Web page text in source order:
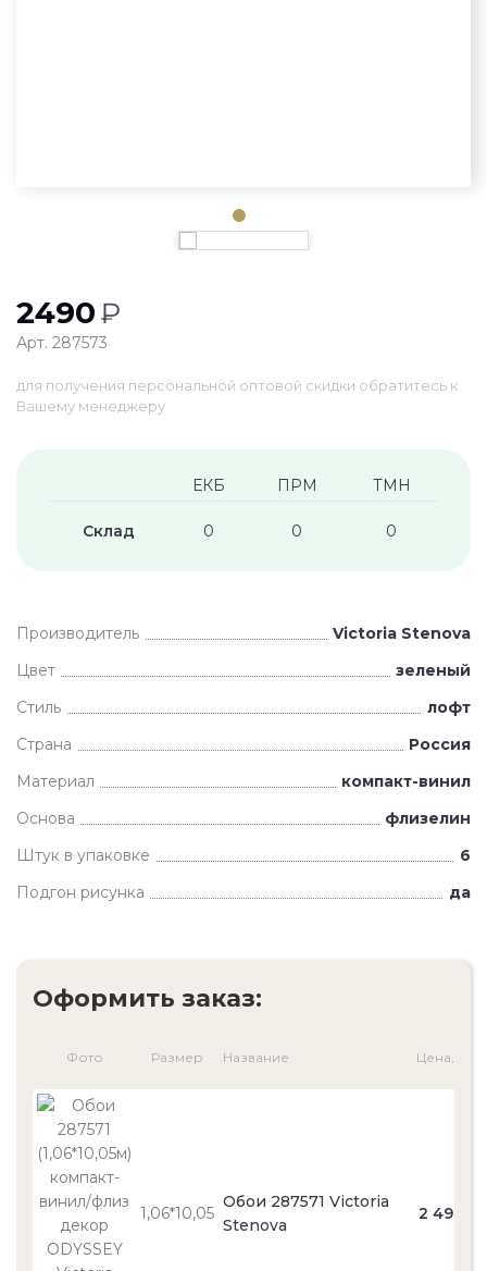
2490₽
Арт. 287573
для получения персональной оптовой скидки обратитесь к
Вашему менеджеру
ЕКБ ПРМ ТМН
Склад 0 0 0
Производитель
Victoria Stenova
Цвет
зеленый
Стиль
лофт
Страна
Россия
Материал
компакт-винил
Основа
флизелин
Штук в упаковке
6
Подгон рисунка
да
Оформить заказ:
Фото Размер Название Цена, ₽
1,06*10,05
Обои 287571 Victoria
Stenova
2 490